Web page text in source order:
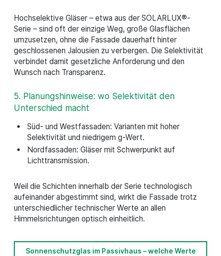
Hochselektive Gläser – etwa aus der SOLARLUX®-
Serie – sind oft der einzige Weg, große Glasflächen
umzusetzen, ohne die Fassade dauerhaft hinter
geschlossenen Jalousien zu verbergen. Die Selektivität
verbindet damit gesetzliche Anforderung und den
Wunsch nach Transparenz.
5. Planungshinweise: wo Selektivität den
Unterschied macht
Süd- und Westfassaden: Varianten mit hoher
Selektivität und niedrigem g-Wert.
Nordfassaden: Gläser mit Schwerpunkt auf
Lichttransmission.
Weil die Schichten innerhalb der Serie technologisch
aufeinander abgestimmt sind, wirkt die Fassade trotz
unterschiedlicher technischer Werte an allen
Himmelsrichtungen optisch einheitlich.
Sonnenschutzglas im Passivhaus – welche Werte